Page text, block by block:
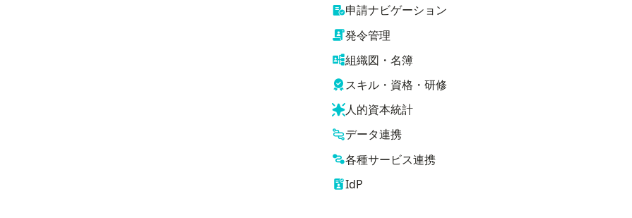
申請ナビゲーション
発令管理
組織図・名簿
スキル・資格・研修
人的資本統計
データ連携
各種サービス連携
IdP